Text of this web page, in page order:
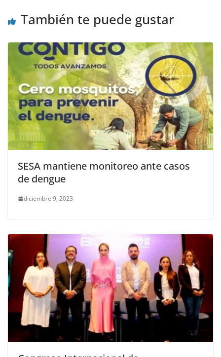
k
También te puede gustar
SESA mantiene monitoreo ante casos
de dengue
diciembre 9, 2023